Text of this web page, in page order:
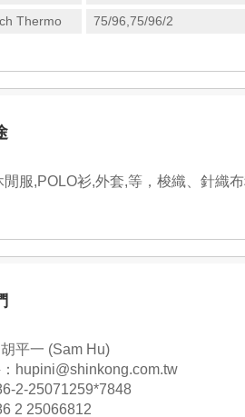
Thermo
75/96,75/96/2
閒服,POLO衫,外套,等，梭織、針織布
平一 (Sam Hu)
hupini@shinkong.com.tw
2-25071259*7848
2 25066812